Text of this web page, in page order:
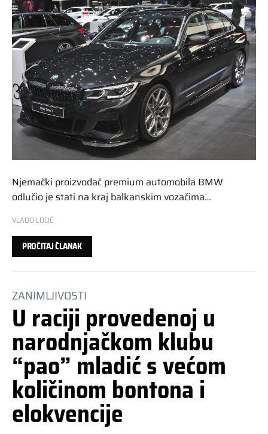
Njemački proizvođač premium automobila BMW
odlučio je stati na kraj balkanskim vozačima…
VLADO LUCIĆ
PROČITAJ ČLANAK
ZANIMLJIVOSTI
U raciji provedenoj u
narodnjačkom klubu
“pao” mladić s većom
količinom bontona i
elokvencije